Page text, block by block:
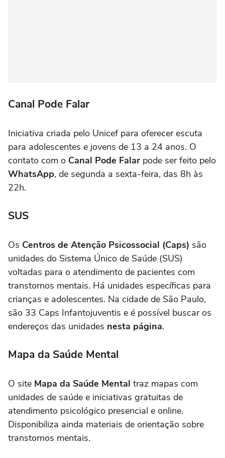
Canal Pode Falar
Iniciativa criada pelo Unicef para oferecer escuta
para adolescentes e jovens de 13 a 24 anos. O
contato com o Canal Pode Falar pode ser feito pelo
WhatsApp, de segunda a sexta-feira, das 8h às
22h.
SUS
Os Centros de Atenção Psicossocial (Caps) são
unidades do Sistema Único de Saúde (SUS)
voltadas para o atendimento de pacientes com
transtornos mentais. Há unidades específicas para
crianças e adolescentes. Na cidade de São Paulo,
são 33 Caps Infantojuventis e é possível buscar os
endereços das unidades nesta página.
Mapa da Saúde Mental
O site Mapa da Saúde Mental traz mapas com
unidades de saúde e iniciativas gratuitas de
atendimento psicológico presencial e online.
Disponibiliza ainda materiais de orientação sobre
transtornos mentais.